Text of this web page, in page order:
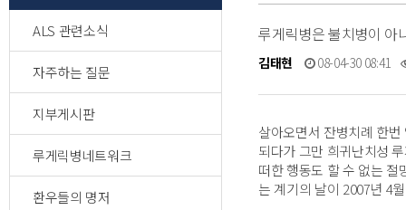
ALS 관련소식
자주하는 질문
지부게시판
루게릭병네트워크
환우들의 명저
루게릭병은 불치병이 아
김태현 08-04-30 08:41
살아오면서 잔병치례 한
되다가 그만 희귀난치성
떠한 행동도 할 수 없는 절
는 계기의 날이 2007년 4